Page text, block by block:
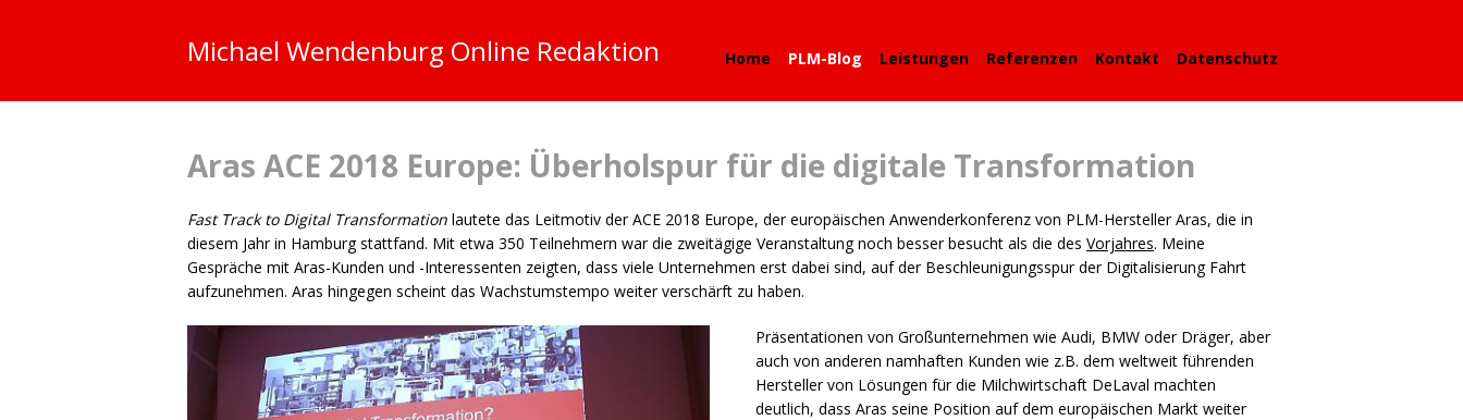
Michael Wendenburg Online Redaktion Home PLM-Blog Leistungen Referenzen Kontakt Datenschutz
Aras ACE 2018 Europe: Überholspur für die digitale Transformation
Fast Track to Digital Transformation lautete das Leitmotiv derACE 2018 Europe, der europäischen Anwenderkonferenz von PLM-Hersteller Aras, die in
diesem Jahr in Hamburg stattfand. Mit etwa 350 Teilnehmern war die zweitägige Veranstaltung noch besser besucht als die des Vorjahres. Meine
Gespräche mit Aras-Kunden und -Interessenten zeigten, dass viele Unternehmen erst dabei sind, auf der Beschleunigungsspur der Digitalisierung Fahrt
aufzunehmen. Aras hingegen scheint das Wachstumstempo weiter verschärft zu haben.
Präsentationen von Großunternehmen wie Audi, BMW oder Dräger, aber
auch von anderen namhaften Kunden wie z.B. dem weltweit führenden
Hersteller von Lösungen für die Milchwirtschaft DeLaval machten
deutlich, dass Aras seine Position auf dem europäischen Markt weiter